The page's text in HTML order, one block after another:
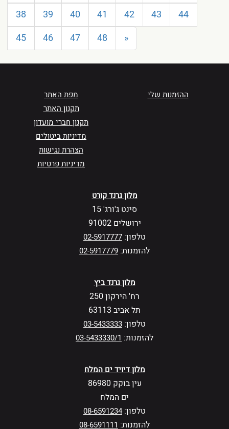
38
39 40 41 42 43
44
45
46 47 48 »
ההזמנות שלי
מפת האתר
תקנון האתר
תקנון חברי מועדון
מדיניות ביטולים
הצהרת נגישות
מדיניות פרטיות
מלון גרנד קורט
סינט ג'ורג' 15
ירושלים 91002
טלפון: 02-5917777
להזמנות: 02-5917779
מלון גרנד ביץ
רח' הירקון 250
תל אביב 63113
טלפון: 03-5433333
להזמנות: 03-5433330/1
מלון דיויד ים המלח
עין בוקק 86980
ים המלח
טלפון: 08-6591234
להזמנות: 08-6591111